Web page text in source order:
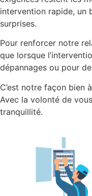
intervention rapide, un
surprises.
Pour renforcer notre
que lorsque
dépannages ou pour
C’est notre façon bien
Avec la volonté de
tranquillité.